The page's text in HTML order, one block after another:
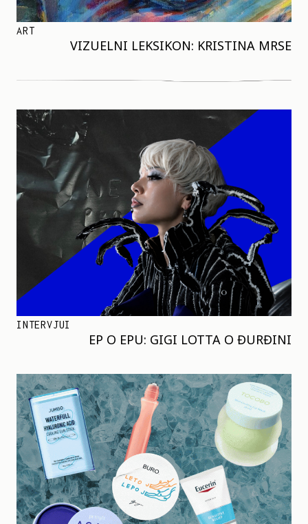
ART
VIZUELNI LEKSIKON: KRISTINA MRSE
INTERVJUI
EP O EPU: GIGI LOTTA O ĐURĐINI